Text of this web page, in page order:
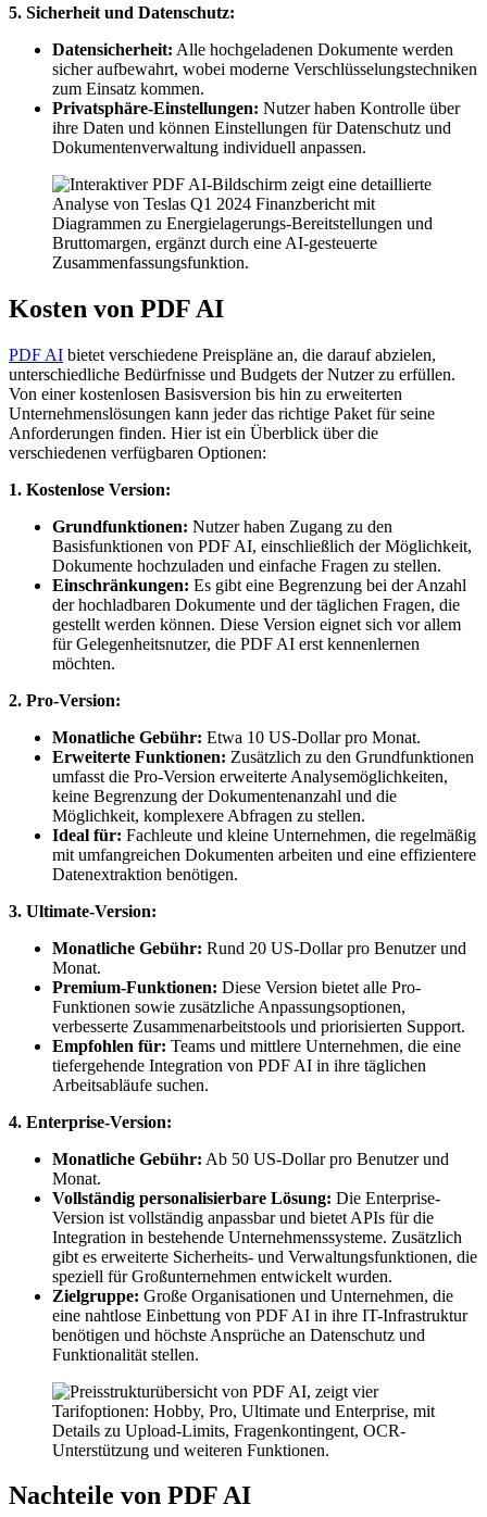
5. Sicherheit und Datenschutz:
Datensicherheit: Alle hochgeladenen Dokumente werden
sicher aufbewahrt, wobei moderne Verschlüsselungstechniken
zum Einsatz kommen.
Privatsphäre-Einstellungen: Nutzer haben Kontrolle über
ihre Daten und können Einstellungen für Datenschutz und
Dokumentenverwaltung individuell anpassen.
Kosten von PDF AI
PDF AI bietet verschiedene Preispläne an, die darauf abzielen,
unterschiedliche Bedürfnisse und Budgets der Nutzer zu erfüllen.
Von einer kostenlosen Basisversion bis hin zu erweiterten
Unternehmenslösungen kann jeder das richtige Paket für seine
Anforderungen finden. Hier ist ein Überblick über die
verschiedenen verfügbaren Optionen:
1. Kostenlose Version:
Grundfunktionen: Nutzer haben Zugang zu den
Basisfunktionen von PDF AI, einschließlich der Möglichkeit,
Dokumente hochzuladen und einfache Fragen zu stellen.
Einschränkungen: Es gibt eine Begrenzung bei der Anzahl
der hochladbaren Dokumente und der täglichen Fragen, die
gestellt werden können. Diese Version eignet sich vor allem
für Gelegenheitsnutzer, die PDF AI erst kennenlernen
möchten.
2. Pro-Version:
Monatliche Gebühr: Etwa 10 US-Dollar pro Monat.
Erweiterte Funktionen: Zusätzlich zu den Grundfunktionen
umfasst die Pro-Version erweiterte Analysemöglichkeiten,
keine Begrenzung der Dokumentenanzahl und die
Möglichkeit, komplexere Abfragen zu stellen.
Ideal für: Fachleute und kleine Unternehmen, die regelmäßig
mit umfangreichen Dokumenten arbeiten und eine effizientere
Datenextraktion benötigen.
3. Ultimate-Version:
Monatliche Gebühr: Rund 20 US-Dollar pro Benutzer und
Monat.
Premium-Funktionen: Diese Version bietet alle Pro-
Funktionen sowie zusätzliche Anpassungsoptionen,
verbesserte Zusammenarbeitstools und priorisierten Support.
Empfohlen für: Teams und mittlere Unternehmen, die eine
tiefergehende Integration von PDF AI in ihre täglichen
Arbeitsabläufe suchen.
4. Enterprise-Version:
Monatliche Gebühr: Ab 50 US-Dollar pro Benutzer und
Monat.
Vollständig personalisierbare Lösung: Die Enterprise-
Version ist vollständig anpassbar und bietet APIs für die
Integration in bestehende Unternehmenssysteme. Zusätzlich
gibt es erweiterte Sicherheits- und Verwaltungsfunktionen, die
speziell für Großunternehmen entwickelt wurden.
Zielgruppe: Große Organisationen und Unternehmen, die
eine nahtlose Einbettung von PDF AI in ihre IT-Infrastruktur
benötigen und höchste Ansprüche an Datenschutz und
Funktionalität stellen.
Nachteile von PDF AI